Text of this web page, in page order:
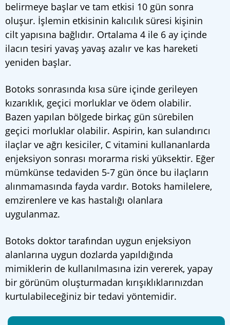
belirmeye başlar ve tam etkisi 10 gün sonra
oluşur. İşlemin etkisinin kalıcılık süresi kişinin
cilt yapısına bağlıdır. Ortalama 4 ile 6 ay içinde
ilacın tesiri yavaş yavaş azalır ve kas hareketi
yeniden başlar.
Botoks sonrasında kısa süre içinde gerileyen
kızarıklık, geçici morluklar ve ödem olabilir.
Bazen yapılan bölgede birkaç gün sürebilen
geçici morluklar olabilir. Aspirin, kan sulandırıcı
ilaçlar ve ağrı kesiciler, C vitamini kullananlarda
enjeksiyon sonrası morarma riski yüksektir. Eğer
mümkünse tedaviden 5-7 gün önce bu ilaçların
alınmamasında fayda vardır. Botoks hamilelere,
emzirenlere ve kas hastalığı olanlara
uygulanmaz.
Botoks doktor tarafından uygun enjeksiyon
alanlarına uygun dozlarda yapıldığında
mimiklerin de kullanılmasına izin vererek, yapay
bir görünüm oluşturmadan kırışıklıklarınızdan
kurtulabileceğiniz bir tedavi yöntemidir.